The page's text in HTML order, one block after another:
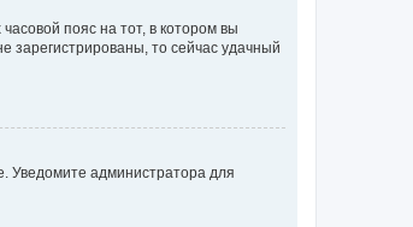
пояс на тот, в котором вы
зарегистрированы, то сейчас удачный
Уведомите администратора для